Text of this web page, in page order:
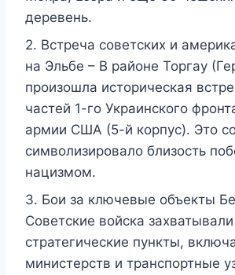
деревень.
2. Встреча советских и
на Эльбе – В районе Торгау
произошла историческая
частей 1-го Украинского
армии США (5-й корпус). Это
символизировало близость
нацизмом.
3. Бои за ключевые объекты
Советские войска захватывали
стратегические пункты,
министерств и транспортные